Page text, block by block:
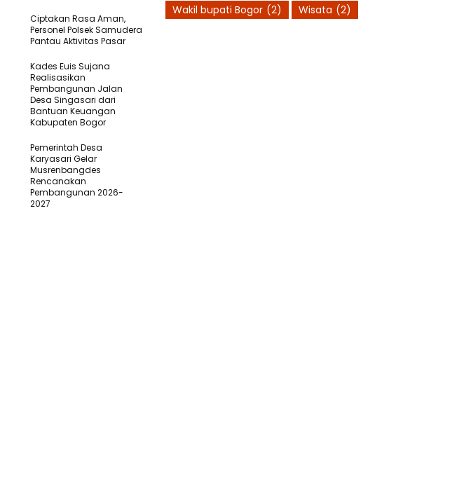
Ciptakan Rasa Aman,
Personel Polsek Samudera
Pantau Aktivitas Pasar
Kades Euis Sujana
Realisasikan
Pembangunan Jalan
Desa Singasari dari
Bantuan Keuangan
Kabupaten Bogor
Pemerintah Desa
Karyasari Gelar
Musrenbangdes
Rencanakan
Pembangunan 2026-
2027
Wakil bupati Bogor (2) Wisata (2)